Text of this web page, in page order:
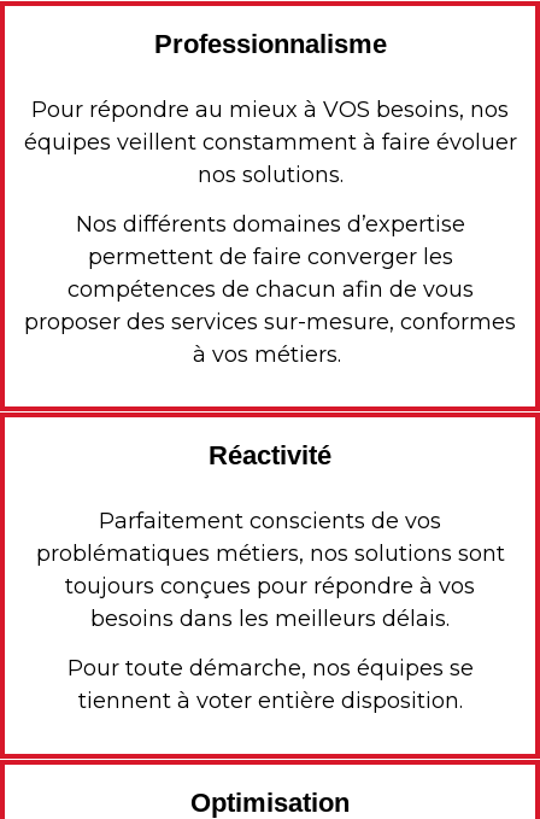
Professionnalisme
Pour répondre au mieux à VOS besoins, nos
équipes veillent constamment à faire évoluer
nos solutions.
Nos différents domaines d’expertise
permettent de faire converger les
compétences de chacun afin de vous
proposer des services sur-mesure, conformes
à vos métiers.
Réactivité
Parfaitement conscients de vos
problématiques métiers, nos solutions sont
toujours conçues pour répondre à vos
besoins dans les meilleurs délais.
Pour toute démarche, nos équipes se
tiennent à voter entière disposition.
Optimisation